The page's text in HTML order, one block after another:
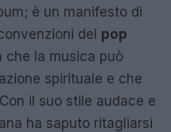
è un manifesto di
del pop
che la musica può
spirituale e che
il suo stile audace e
ha saputo ritagliarsi